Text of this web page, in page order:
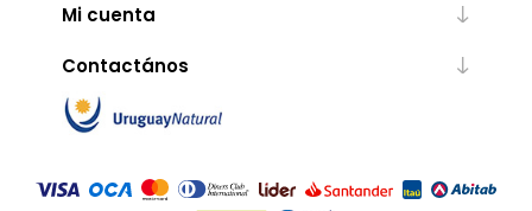
Mi cuenta
Contactános